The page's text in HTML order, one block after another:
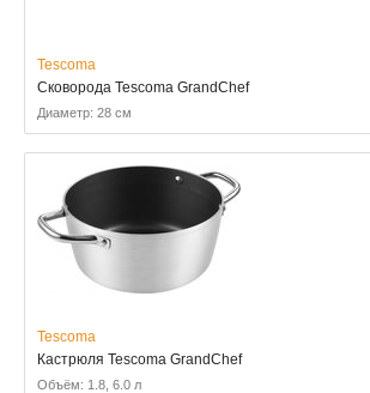
Tescoma
Сковорода Tescoma GrandChef
Диаметр: 28 см
Tescoma
Кастрюля Tescoma GrandChef
Объём: 1.8, 6.0 л